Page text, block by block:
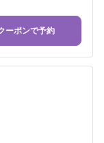
ーポンで予約